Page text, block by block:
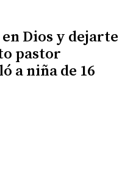
Dios y dejarte
pastor
a niña de 16